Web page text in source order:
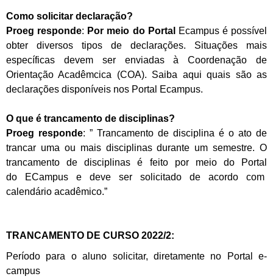
Como solicitar declaração?
Proeg responde: Por meio do Portal
Ecampus é possível
obter diversos tipos de declarações. Situações mais
específicas devem ser enviadas à Coordenação de
Orientação Acadêmcica (COA). Saiba aqui quais são as
declarações disponíveis nos Portal Ecampus.
O que é trancamento de disciplinas?
Proeg responde: ” Trancamento de disciplina é o ato de
trancar uma ou mais disciplinas durante um semestre. O
trancamento de disciplinas é feito por meio do Portal
do ECampus e deve ser solicitado de acordo com
calendário acadêmico.”
TRANCAMENTO DE CURSO 2022/2:
Período para o aluno solicitar, diretamente no Portal e-
campus